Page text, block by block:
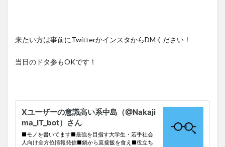
来たい方は事前にTwitterかインスタからDMください！
当日のドタ参もOKです！